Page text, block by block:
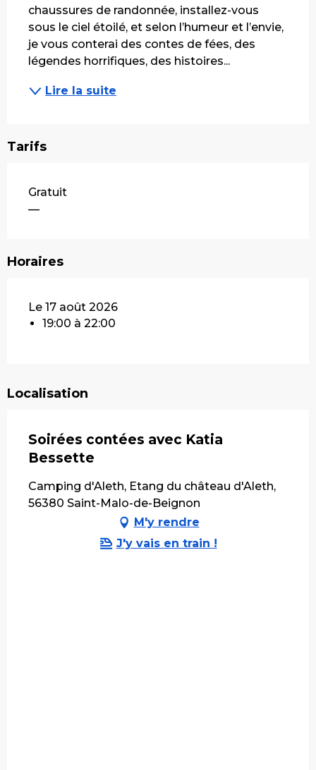
chaussures de randonnée, installez-vous
sous le ciel étoilé, et selon l’humeur et l’envie,
je vous conterai des contes de fées, des
légendes horrifiques, des histoires...
Lire la suite
Tarifs
Gratuit
—
Horaires
Le 17 août 2026
19:00 à 22:00
Localisation
Soirées contées avec Katia
Bessette
Camping d'Aleth, Etang du château d'Aleth,
56380 Saint-Malo-de-Beignon
M'y rendre
J'y vais en train !